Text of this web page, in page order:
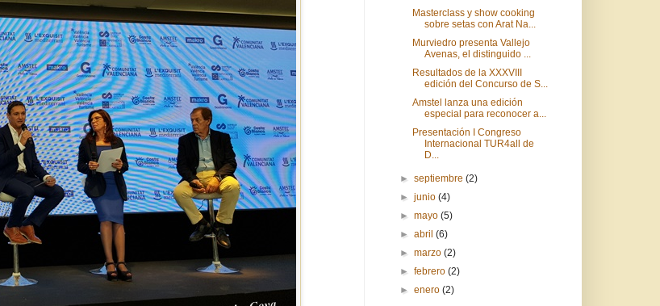
Masterclass y show cooking
sobre setas con Arat Na...
Murviedro presenta Vallejo
Avenas, el distinguido ...
Resultados de la XXXVIII
edición del Concurso de S...
Amstel lanza una edición
especial para reconocer a...
Presentación I Congreso
Internacional TUR4all de
D...
►septiembre(2)
►junio(4)
►mayo(5)
►abril(6)
►marzo(2)
►febrero(2)
►enero(2)